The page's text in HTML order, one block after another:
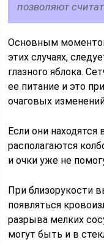
позволяют
Основным
этих случаях,
глазного яблока.
ее питание и это
очаговых
Если они находятся
располагаются
и очки уже не
При близорукости
появляться
разрыва мелких
могут быть и в